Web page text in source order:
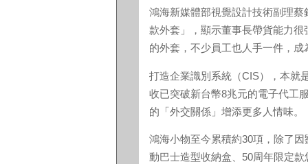
鴻海新媒體部視覺設計技術副理
款外套」，顯示董事長帶貨能力
的外套，不少員工也人手一件，
打造企業識別系統（CIS），本就
收已突破新台幣8兆元的電子代工
的「外交關係」增添更多人情味。
鴻海小物至今累積約30項，除了
動巴士造型收納盒、50周年限定